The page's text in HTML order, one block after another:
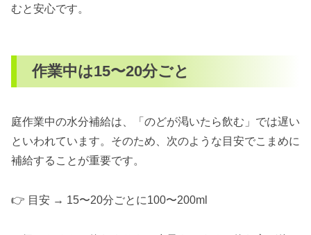
むと安心です。
作業中は15〜20分ごと
庭作業中の水分補給は、「のどが渇いたら飲む」では遅い
といわれています。そのため、次のような目安でこまめに
補給することが重要です。
👉 目安 → 15〜20分ごとに100〜200ml